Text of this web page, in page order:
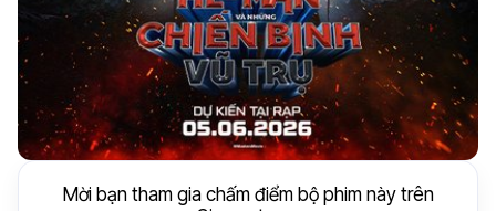
Mời bạn tham gia chấm điểm bộ phim này trên